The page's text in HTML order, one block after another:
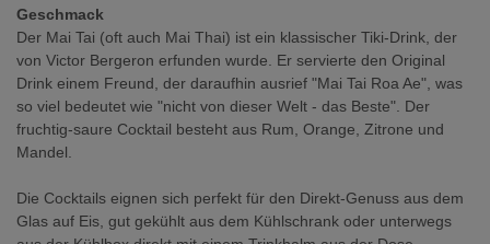
Geschmack
Der Mai Tai (oft auch Mai Thai) ist ein klassischer Tiki-Drink, der
von Victor Bergeron erfunden wurde. Er servierte den Original
Drink einem Freund, der daraufhin ausrief "Mai Tai Roa Ae", was
so viel bedeutet wie "nicht von dieser Welt - das Beste". Der
fruchtig-saure Cocktail besteht aus Rum, Orange, Zitrone und
Mandel.
Die Cocktails eignen sich perfekt für den Direkt-Genuss aus dem
Glas auf Eis, gut gekühlt aus dem Kühlschrank oder unterwegs